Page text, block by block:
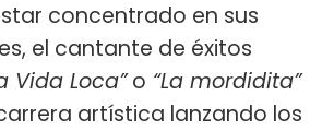
concentrado en sus
el cantante de éxitos
Vida Loca”o “La mordidita”
artística lanzando los